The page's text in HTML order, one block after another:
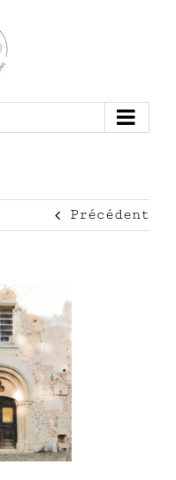
Précédent